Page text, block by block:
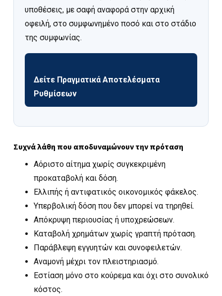
υποθέσεις, με σαφή αναφορά στην αρχική
οφειλή, στο συμφωνημένο ποσό και στο στάδιο
της συμφωνίας.
Δείτε Πραγματικά Αποτελέσματα
Ρυθμίσεων
Συχνά λάθη που αποδυναμώνουν την πρόταση
Αόριστο αίτημα χωρίς συγκεκριμένη
προκαταβολή και δόση.
Ελλιπής ή αντιφατικός οικονομικός φάκελος.
Υπερβολική δόση που δεν μπορεί να τηρηθεί.
Απόκρυψη περιουσίας ή υποχρεώσεων.
Καταβολή χρημάτων χωρίς γραπτή πρόταση.
Παράβλεψη εγγυητών και συνοφειλετών.
Αναμονή μέχρι τον πλειστηριασμό.
Εστίαση μόνο στο κούρεμα και όχι στο συνολικό
κόστος.